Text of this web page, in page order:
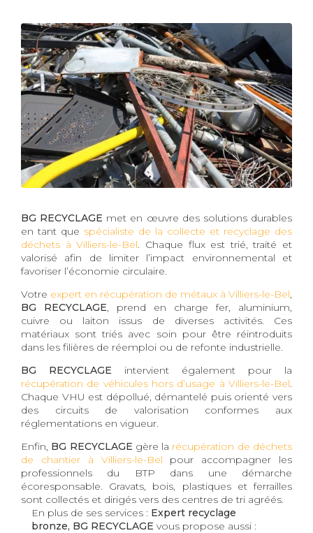
BG RECYCLAGE met en œuvre des solutions durables
en tant que spécialiste de la collecte et recyclage des
déchets à Villiers-le-Bel. Chaque flux est trié, traité et
valorisé afin de limiter l’impact environnemental et
favoriser l’économie circulaire.
Votre expert en récupération de métaux à Villiers-le-Bel,
BG RECYCLAGE, prend en charge fer, aluminium,
cuivre ou laiton issus de diverses activités. Ces
matériaux sont triés avec soin pour être réintroduits
dans les filières de réemploi ou de refonte industrielle.
BG RECYCLAGE intervient également pour la
récupération de véhicules hors d’usage à Villiers-le-Bel.
Chaque VHU est dépollué, démantelé puis orienté vers
des circuits de valorisation conformes aux
réglementations en vigueur.
Enfin, BG RECYCLAGE gère la récupération de déchets
de chantier à Villiers-le-Bel pour accompagner les
professionnels du BTP dans une démarche
écoresponsable. Gravats, bois, plastiques et ferrailles
sont collectés et dirigés vers des centres de tri agréés.
En plus de ses services : Expert recyclage
bronze, BG RECYCLAGE vous propose aussi :